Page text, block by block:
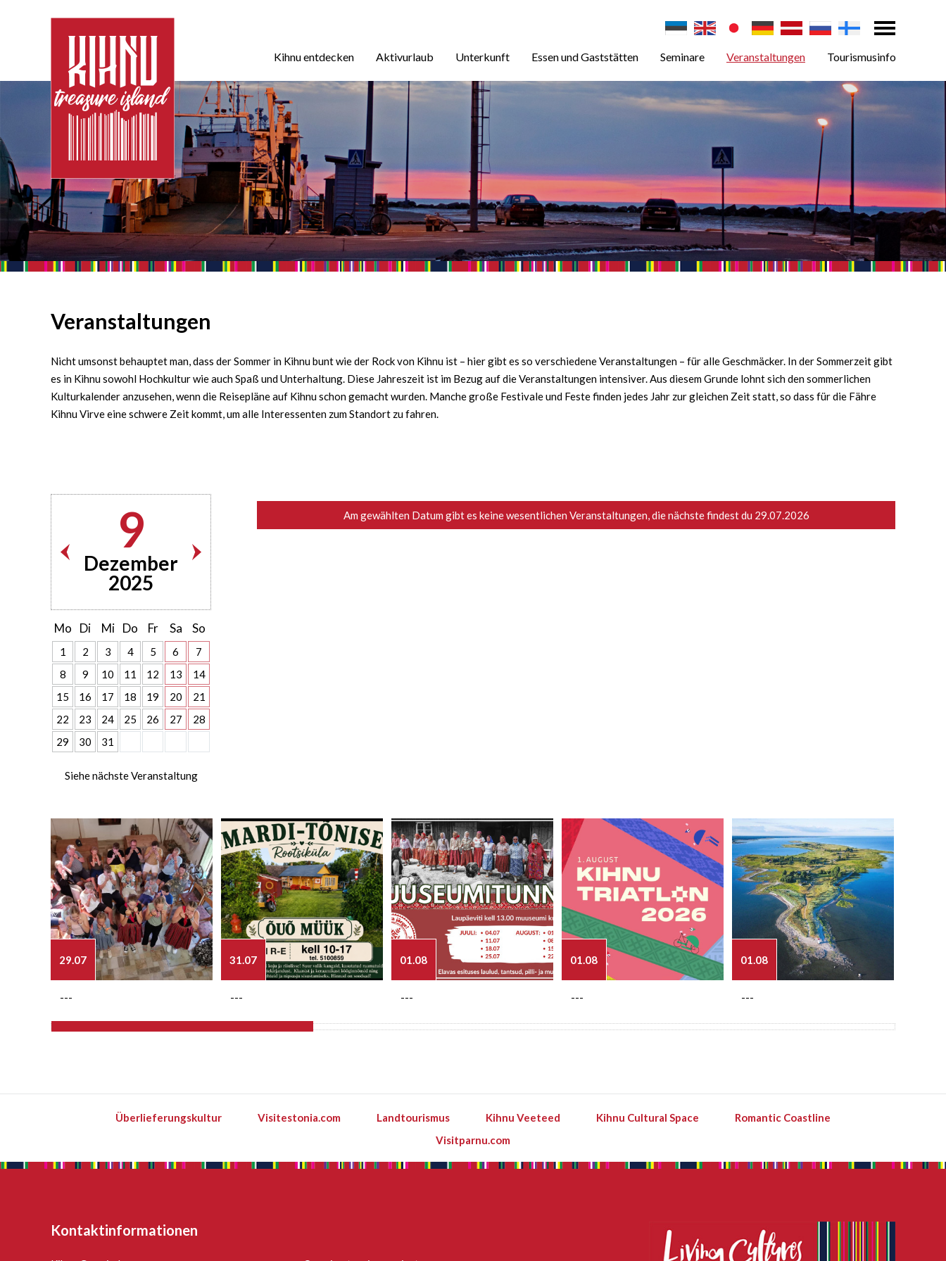
Kihnu entdecken Aktivurlaub Unterkunft Essen und Gaststätten Seminare Veranstaltungen Tourismusinfo
Veranstaltungen
Nicht umsonst behauptet man, dass der Sommer in Kihnu bunt wie der Rock von Kihnu ist – hier gibt es so verschiedene Veranstaltungen – für alle Geschmäcker. In der Sommerzeit gibt
es in Kihnu sowohl Hochkultur wie auch Spaß und Unterhaltung. Diese Jahreszeit ist im Bezug auf die Veranstaltungen intensiver. Aus diesem Grunde lohnt sich den sommerlichen
Kulturkalender anzusehen, wenn die Reisepläne auf Kihnu schon gemacht wurden. Manche große Festivale und Feste finden jedes Jahr zur gleichen Zeit statt, so dass für die Fähre
Kihnu Virve eine schwere Zeit kommt, um alle Interessenten zum Standort zu fahren.
9
Dezember
2025
Mo Di Mi Do Fr Sa So
1 2 3 4 5 6
7
8
9 10 11 12 13
14
15
16 17 18 19 20
21
22
23 24 25 26 27
28
29
30 31
Siehe nächste Veranstaltung
Am gewählten Datum gibt es keine wesentlichen Veranstaltungen, die nächste findest du 29.07.2026
29.07
---
31.07
---
01.08
---
01.08
---
01.08
---
Überlieferungskultur Visitestonia.com Landtourismus Kihnu Veeteed Kihnu Cultural Space
Romantic Coastline
Visitparnu.com
Kontaktinformationen